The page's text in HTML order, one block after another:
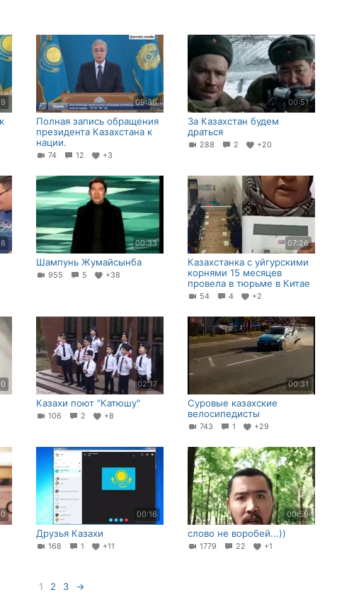
09:36
Полная запись обращения
президента Казахстана к
нации.
74 12 +3
00:51
За Казахстан будем
драться
288 2 +20
00:33
Шампунь Жумайсынба
955 5 +38
07:26
Казахстанка с уйгурскими
корнями 15 месяцев
провела в тюрьме в Китае
54 4 +2
02:17
Казахи поют "Катюшу"
106 2 +8
00:31
Суровые казахские
велосипедисты
743 1 +29
00:16
Друзья Казахи
168 1 +11
00:59
слово не воробей...))
1779 22 +1
1 2 3 →